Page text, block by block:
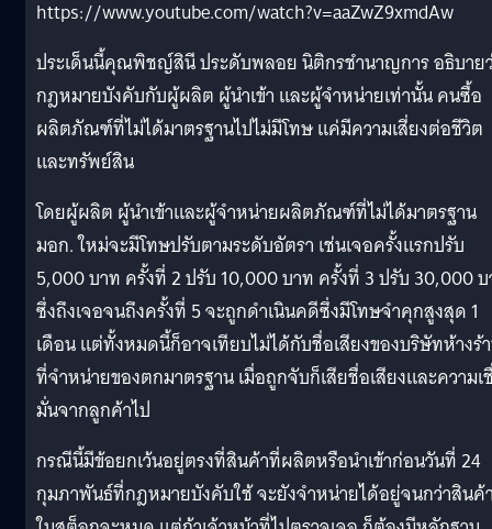
https://www.youtube.com/watch?v=aaZwZ9xmdAw
ประเด็นนี้คุณพิชญ์สินี ประดับพลอย นิติกรชำนาญการ อธิบาย
กฎหมายบังคับกับผู้ผลิต ผู้นำเข้า และผู้จำหน่ายเท่านั้น คนซื้อ
ผลิตภัณฑ์ที่ไม่ได้มาตรฐานไปไม่มีโทษ แค่มีความเสี่ยงต่อชีวิต
และทรัพย์สิน
โดยผู้ผลิต ผู้นำเข้าและผู้จำหน่ายผลิตภัณฑ์ที่ไม่ได้มาตรฐาน
มอก. ใหม่จะมีโทษปรับตามระดับอัตรา เช่นเจอครั้งแรกปรับ
5,000 บาท ครั้งที่ 2 ปรับ 10,000 บาท ครั้งที่ 3 ปรับ 30,000
ซึ่งถึงเจอจนถึงครั้งที่ 5 จะถูกดำเนินคดีซึ่งมีโทษจำคุกสูงสุด 1
เดือน แต่ทั้งหมดนี้ก็อาจเทียบไม่ได้กับชื่อเสียงของบริษัทห้างร้
ที่จำหน่ายของตกมาตรฐาน เมื่อถูกจับก็เสียชื่อเสียงและความเ
มั่นจากลูกค้าไป
กรณีนี้มีข้อยกเว้นอยู่ตรงที่สินค้าที่ผลิตหรือนำเข้าก่อนวันที่ 24
กุมภาพันธ์ที่กฎหมายบังคับใช้ จะยังจำหน่ายได้อยู่จนกว่าสินค้